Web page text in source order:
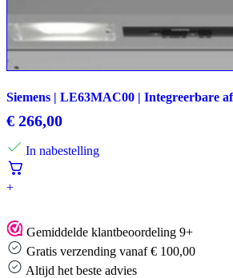
Siemens | LE63MAC00 | Integreerbare
€ 266,00
In nabestelling
+
Gemiddelde klantbeoordeling 9+
Gratis verzending vanaf € 100,00
Altijd het beste advies